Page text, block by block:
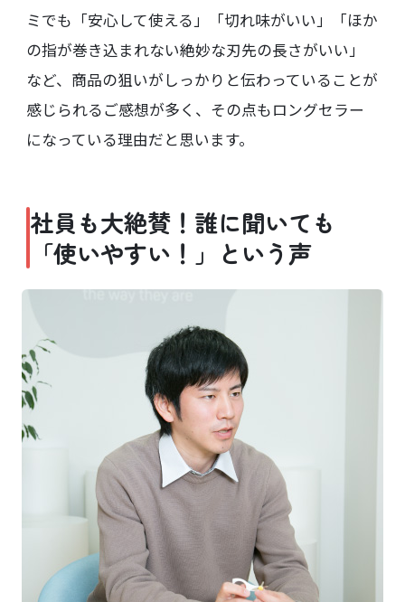
ミでも「安心して使える」「切れ味がいい」「ほか
の指が巻き込まれない絶妙な刃先の長さがいい」
など、商品の狙いがしっかりと伝わっていることが
感じられるご感想が多く、その点もロングセラー
になっている理由だと思います。
社員も大絶賛！誰に聞いても
「使いやすい！」という声